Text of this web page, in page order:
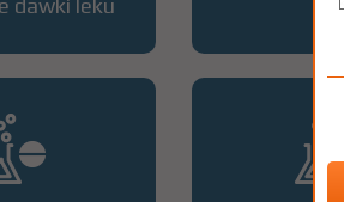
dawki leku